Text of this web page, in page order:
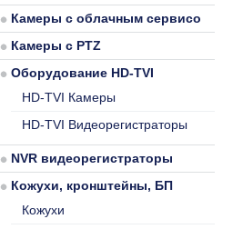
Камеры с облачным сервисом
Камеры с PTZ
Оборудование HD-TVI
HD-TVI Камеры
HD-TVI Видеорегистраторы
NVR видеорегистраторы
Кожухи, кронштейны, БП
Кожухи